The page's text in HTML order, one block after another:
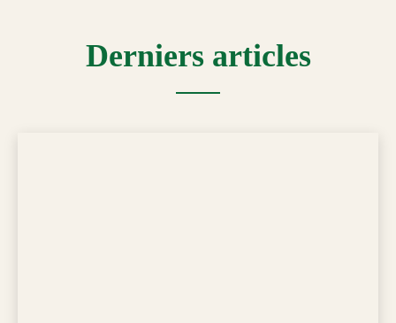
Derniers articles